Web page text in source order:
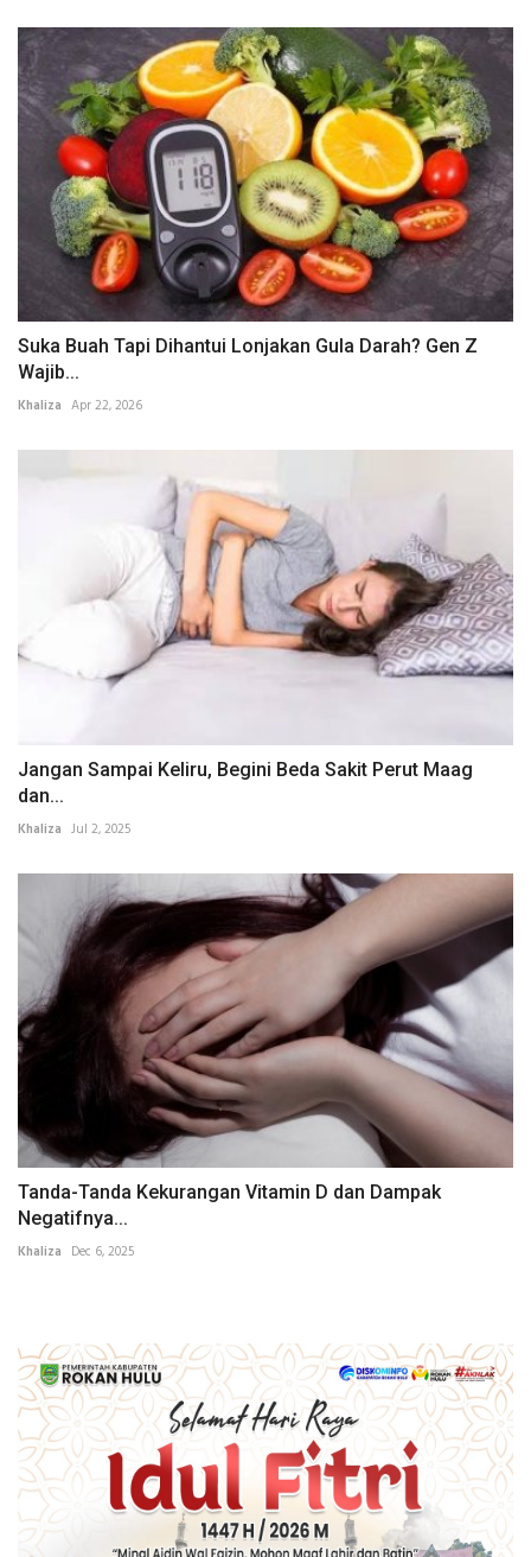
Suka Buah Tapi Dihantui Lonjakan Gula Darah? Gen Z
Wajib...
Khaliza Apr 22, 2026
Jangan Sampai Keliru, Begini Beda Sakit Perut Maag
dan...
Khaliza Jul 2, 2025
Tanda-Tanda Kekurangan Vitamin D dan Dampak
Negatifnya...
Khaliza Dec 6, 2025